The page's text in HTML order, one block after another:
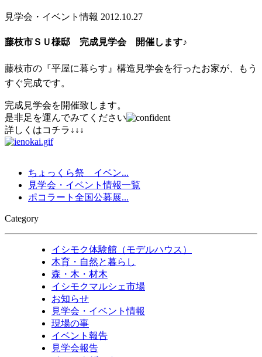
見学会・イベント情報 2012.10.27
藤枝市ＳＵ様邸 完成見学会 開催します♪
藤枝市の『平屋に暮らす』構造見学会を行ったお家が、
もう
すぐ完成です。
完成見学会を開催致します。
是非足を運んでみてください
詳しくはコチラ↓↓↓
ちょっくら祭 イベン...
見学会・イベント情報一覧
ポコラート全国公募展...
Category
イシモク体験館（モデルハウス）
木育・自然と暮らし
森・木・材木
イシモクマルシェ市場
お知らせ
見学会・イベント情報
現場の事
イベント報告
見学会報告